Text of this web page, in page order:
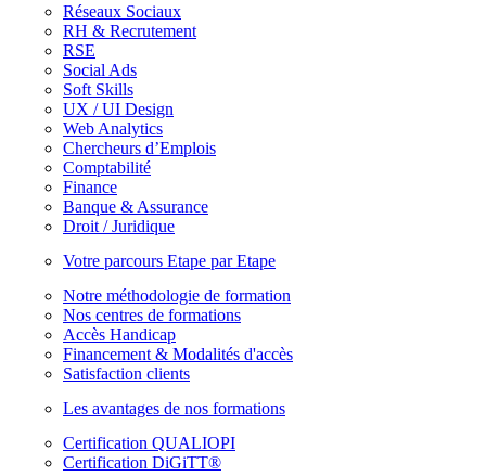
Réseaux Sociaux
RH & Recrutement
RSE
Social Ads
Soft Skills
UX / UI Design
Web Analytics
Chercheurs d’Emplois
Comptabilité
Finance
Banque & Assurance
Droit / Juridique
Votre parcours Etape par Etape
Notre méthodologie de formation
Nos centres de formations
Accès Handicap
Financement & Modalités d'accès
Satisfaction clients
Les avantages de nos formations
Certification QUALIOPI
Certification DiGiTT®